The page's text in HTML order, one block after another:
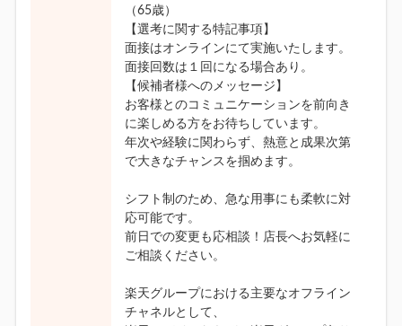
（65歳）
【選考に関する特記事項】
面接はオンラインにて実施いたします。
面接回数は１回になる場合あり。
【候補者様へのメッセージ】
お客様とのコミュニケーションを前向き
に楽しめる方をお待ちしています。
年次や経験に関わらず、熱意と成果次第
で大きなチャンスを掴めます。
シフト制のため、急な用事にも柔軟に対
応可能です。
前日での変更も応相談！店長へお気軽に
ご相談ください。
楽天グループにおける主要なオフライン
チャネルとして、